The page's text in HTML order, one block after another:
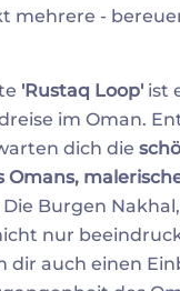
mehrere -
'Rustaq Loop' ist
im Oman.
dich die
Omans,
Die Burgen
nur
dir auch einen